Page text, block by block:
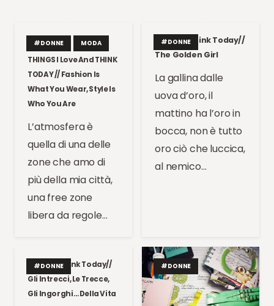
#DONNE MODA
THINGS I Love And THINK
TODAY // Fashion Is
What You Wear, Style Is
Who You Are
L’atmosfera è
quella di una delle
zone che amo di
più della mia città,
una free zone
libera da regole…
#DONNE
Things I Think Today//
The Golden Girl
La gallina dalle
uova d’oro, il
mattino ha l’oro in
bocca, non è tutto
oro ciò che luccica,
al nemico…
#DONNE
Things I Think Today//
Gli Intrecci, Le Trecce,
Gli Ingorghi… Della Vita
#DONNE